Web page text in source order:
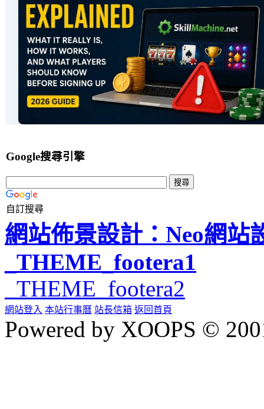
Google搜尋引擎
自訂搜尋
網站佈景設計：Neo網站
_THEME_footera1
_THEME_footera2
網站登入 本站行事曆 站長信箱 返回首頁
Powered by XOOPS ©